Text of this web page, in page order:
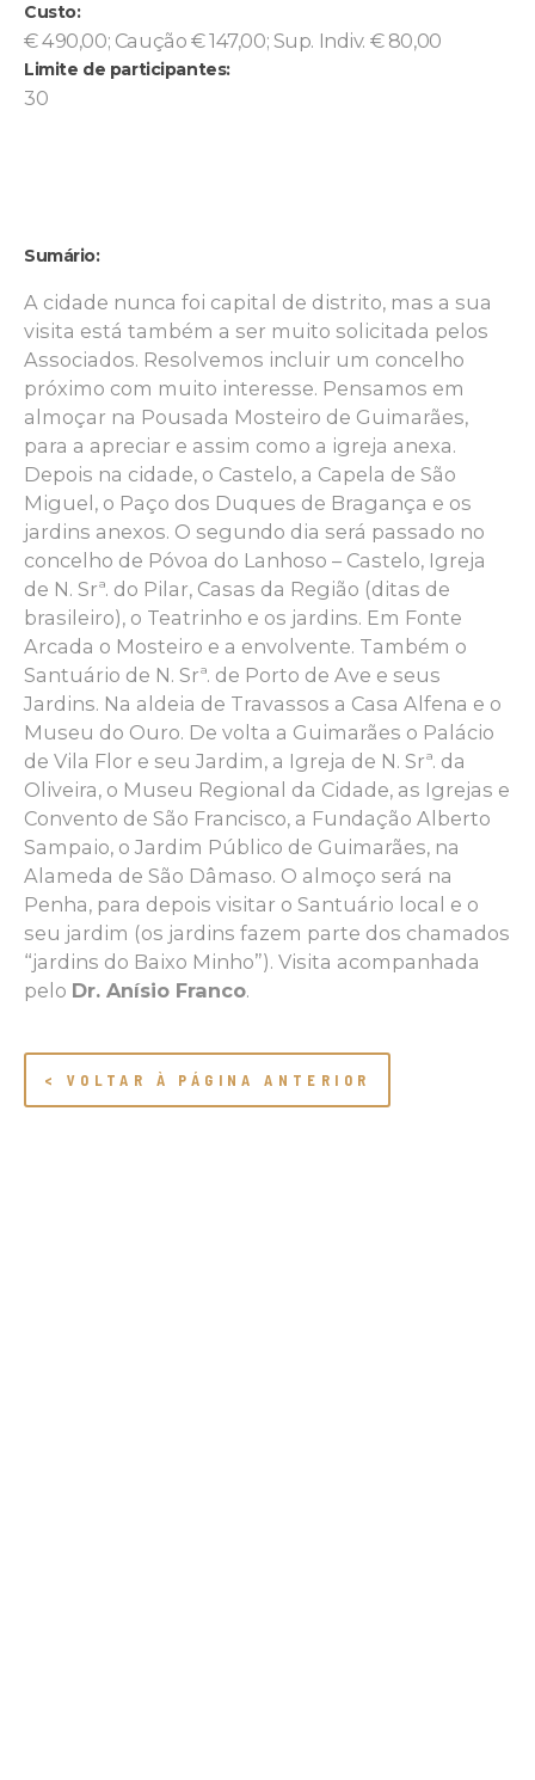
Custo:
€ 490,00; Caução € 147,00; Sup. Indiv. € 80,00
Limite de participantes:
30
Sumário:
A cidade nunca foi capital de distrito, mas a sua
visita está também a ser muito solicitada pelos
Associados. Resolvemos incluir um concelho
próximo com muito interesse. Pensamos em
almoçar na Pousada Mosteiro de Guimarães,
para a apreciar e assim como a igreja anexa.
Depois na cidade, o Castelo, a Capela de São
Miguel, o Paço dos Duques de Bragança e os
jardins anexos. O segundo dia será passado no
concelho de Póvoa do Lanhoso – Castelo, Igreja
de N. Srª. do Pilar, Casas da Região (ditas de
brasileiro), o Teatrinho e os jardins. Em Fonte
Arcada o Mosteiro e a envolvente. Também o
Santuário de N. Srª. de Porto de Ave e seus
Jardins. Na aldeia de Travassos a Casa Alfena e o
Museu do Ouro. De volta a Guimarães o Palácio
de Vila Flor e seu Jardim, a Igreja de N. Srª. da
Oliveira, o Museu Regional da Cidade, as Igrejas e
Convento de São Francisco, a Fundação Alberto
Sampaio, o Jardim Público de Guimarães, na
Alameda de São Dâmaso. O almoço será na
Penha, para depois visitar o Santuário local e o
seu jardim (os jardins fazem parte dos chamados
“jardins do Baixo Minho”). Visita acompanhada
pelo Dr. Anísio Franco.
< VOLTAR À PÁGINA ANTERIOR